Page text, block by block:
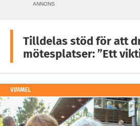
ANNONS
Tilldelas stöd för att
mötesplatser: ”Ett
VIMMEL